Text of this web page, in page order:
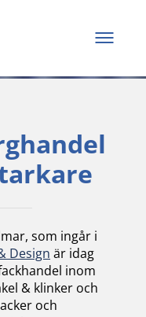
för
som ingår i
Design är idag
inom
& klinker och
och